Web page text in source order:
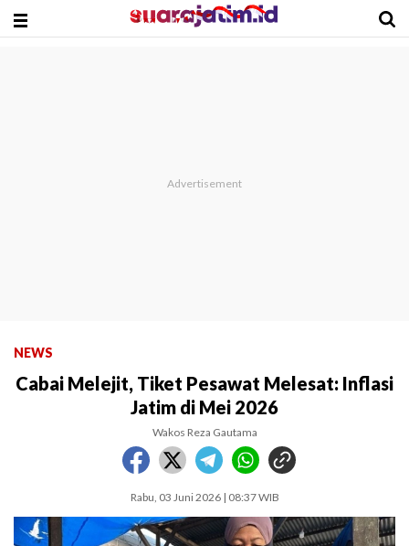
NEWS
Cabai Melejit, Tiket Pesawat Melesat: Inflasi
Jatim di Mei 2026
Wakos Reza Gautama
Rabu, 03 Juni 2026 | 08:37 WIB